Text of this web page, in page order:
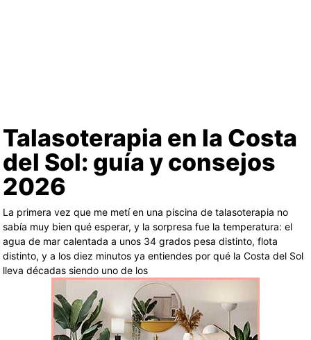
Talasoterapia en la Costa
del Sol: guía y consejos
2026
La primera vez que me metí en una piscina de talasoterapia no
sabía muy bien qué esperar, y la sorpresa fue la temperatura: el
agua de mar calentada a unos 34 grados pesa distinto, flota
distinto, y a los diez minutos ya entiendes por qué la Costa del Sol
lleva décadas siendo uno de los